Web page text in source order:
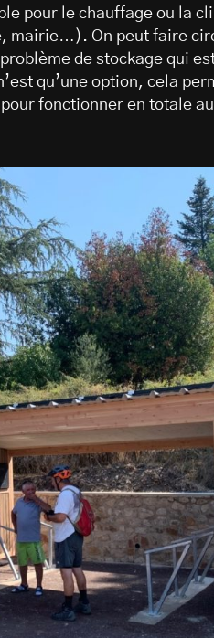
pour le chauffage ou la
mairie…). On peut faire
de stockage qui
qu’une option, cela
fonctionner en totale